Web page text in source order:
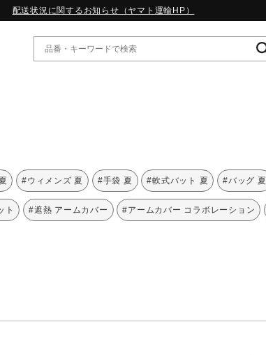
配送状況に関するお知らせ（ヤマト運輸HP）
｜特集
MITA｜特集
｜特集
カラーパック｜特集
#ウィメンズ 夏 #手袋 夏 #軟式バット 夏 #バッグ 夏
ト #遮熱 アームカバー #アームカバー コラボレーション